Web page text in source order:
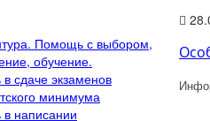
Помощь с выбором,
обучение.
сдаче экзаменов
минимума
написании